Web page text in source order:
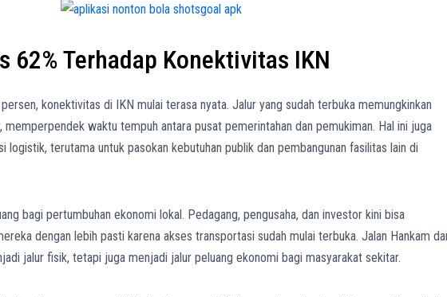
62% Terhadap Konektivitas IKN
konektivitas di IKN mulai terasa nyata. Jalur yang sudah terbuka memungkinkan
memperpendek waktu tempuh antara pusat pemerintahan dan pemukiman. Hal ini juga
terutama untuk pasokan kebutuhan publik dan pembangunan fasilitas lain di
bagi pertumbuhan ekonomi lokal. Pedagang, pengusaha, dan investor kini bisa
dengan lebih pasti karena akses transportasi sudah mulai terbuka. Jalan Hankam
jalur fisik, tetapi juga menjadi jalur peluang ekonomi bagi masyarakat sekitar.